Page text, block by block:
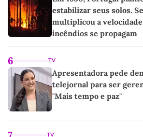
estabilizar seus solos.
multiplicou a velocidade
incêndios se propagam
6 TV
Apresentadora pede
telejornal para ser
"Mais tempo e paz"
TV